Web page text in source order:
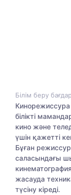
Білім беру
білікті
кино және
үшін қажетті
Бұған
саласындағы
жасауда
түсіну кіреді.